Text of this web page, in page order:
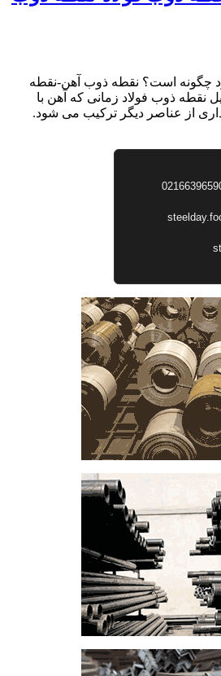
چگونه است؟ نقطه ذوب آهن-نقطه
نقطه ذوب فولاد زمانی که آهن با
از عناصر دیگر ترکیب می شود.